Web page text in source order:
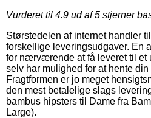
Vurderet til 4.9 ud af 5 stjerner
Størstedelen af internet handler
forskellige leveringsudgaver. En
for nærværende at få leveret til et
selv har mulighed for at hente
Fragtformen er jo meget
den mest betalelige slags
bambus hipsters til Dame fra
Large).